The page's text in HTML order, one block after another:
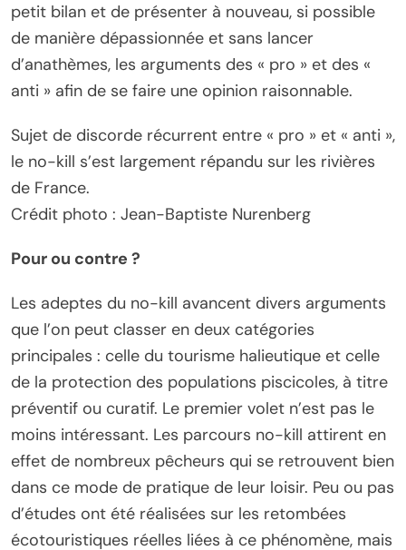
petit bilan et de présenter à nouveau, si possible
de manière dépassionnée et sans lancer
d’anathèmes, les arguments des « pro » et des «
anti » afin de se faire une opinion raisonnable.
Sujet de discorde récurrent entre « pro » et « anti »,
le no-kill s’est largement répandu sur les rivières
de France.
Crédit photo : Jean-Baptiste Nurenberg
Pour ou contre ?
Les adeptes du no-kill avancent divers arguments
que l’on peut classer en deux catégories
principales : celle du tourisme halieutique et celle
de la protection des populations piscicoles, à titre
préventif ou curatif. Le premier volet n’est pas le
moins intéressant. Les parcours no-kill attirent en
effet de nombreux pêcheurs qui se retrouvent bien
dans ce mode de pratique de leur loisir. Peu ou pas
d’études ont été réalisées sur les retombées
écotouristiques réelles liées à ce phénomène, mais